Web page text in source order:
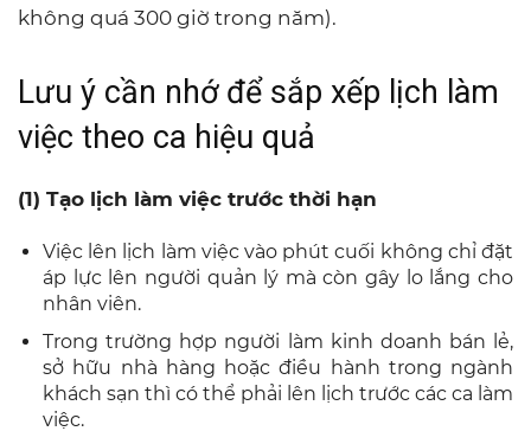
không quá 300 giờ trong năm).
Lưu ý cần nhớ để sắp xếp lịch làm
việc theo ca hiệu quả
(1) Tạo lịch làm việc trước thời hạn
Việc lên lịch làm việc vào phút cuối không chỉ đặt
áp lực lên người quản lý mà còn gây lo lắng cho
nhân viên.
Trong trường hợp người làm kinh doanh bán lẻ,
sở hữu nhà hàng hoặc điều hành trong ngành
khách sạn thì có thể phải lên lịch trước các ca làm
việc.